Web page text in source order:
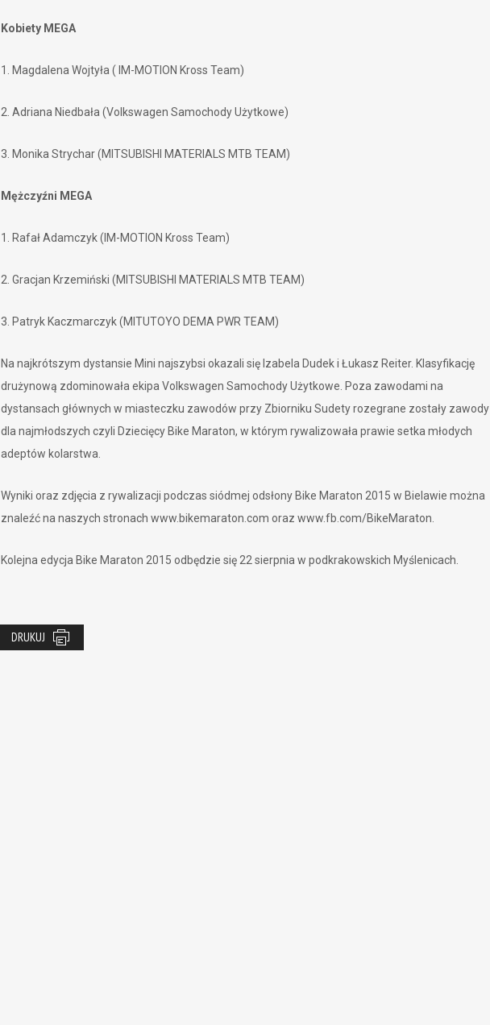
Kobiety MEGA
1. Magdalena Wojtyła ( IM-MOTION Kross Team)
2. Adriana Niedbała (Volkswagen Samochody Użytkowe)
3. Monika Strychar (MITSUBISHI MATERIALS MTB TEAM)
Mężczyźni MEGA
1. Rafał Adamczyk (IM-MOTION Kross Team)
2. Gracjan Krzemiński (MITSUBISHI MATERIALS MTB TEAM)
3. Patryk Kaczmarczyk (MITUTOYO DEMA PWR TEAM)
Na najkrótszym dystansie Mini najszybsi okazali się Izabela Dudek i Łukasz Reiter. Klasyfikację
drużynową zdominowała ekipa Volkswagen Samochody Użytkowe. Poza zawodami na
dystansach głównych w miasteczku zawodów przy Zbiorniku Sudety rozegrane zostały zawody
dla najmłodszych czyli Dziecięcy Bike Maraton, w którym rywalizowała prawie setka młodych
adeptów kolarstwa.
Wyniki oraz zdjęcia z rywalizacji podczas siódmej odsłony Bike Maraton 2015 w Bielawie można
znaleźć na naszych stronach www.bikemaraton.com oraz www.fb.com/BikeMaraton.
Kolejna edycja Bike Maraton 2015 odbędzie się 22 sierpnia w podkrakowskich Myślenicach.
DRUKUJ